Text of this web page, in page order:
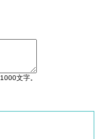
1000文字。